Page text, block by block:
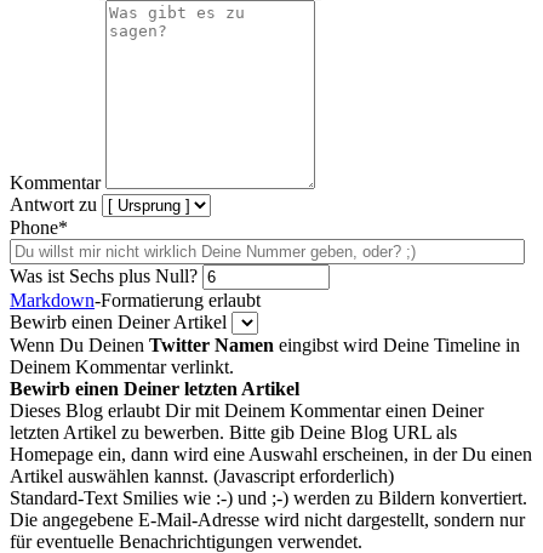
Kommentar
Antwort zu
Phone*
Was ist Sechs plus Null?
Markdown-Formatierung erlaubt
Bewirb einen Deiner Artikel
Wenn Du Deinen Twitter Namen eingibst wird Deine Timeline in
Deinem Kommentar verlinkt.
Bewirb einen Deiner letzten Artikel
Dieses Blog erlaubt Dir mit Deinem Kommentar einen Deiner
letzten Artikel zu bewerben. Bitte gib Deine Blog URL als
Homepage ein, dann wird eine Auswahl erscheinen, in der Du einen
Artikel auswählen kannst. (Javascript erforderlich)
Standard-Text Smilies wie :-) und ;-) werden zu Bildern konvertiert.
Die angegebene E-Mail-Adresse wird nicht dargestellt, sondern nur
für eventuelle Benachrichtigungen verwendet.